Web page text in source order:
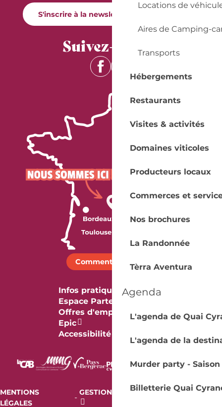
Locations de
Aires de Camping-
Transports
Hébergements
Restaurants
Visites & activités
Domaines viticoles
Producteurs locaux
Commerces et
Nos brochures
La Randonnée
Tèrra Aventura
Agenda
L'agenda de Quai
L'agenda de la
Murder party - Saison
Billetterie Quai
S'inscrire à la newsletter Quai Cyrano
Suivez-nous !
Comment venir ?
Infos pratiques
Espace Partenaires
Offres d'emploi & stage
Epic
Accessibilité
MENTIONS
LÉGALES
-
GESTION DES COOKIES
AUDIT